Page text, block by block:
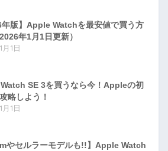
年版】Apple Watchを最安値で買う方
年1月1日更新）
1日
SE 3を買うなら今！Appleの初
略しよう！
1日
やセルラーモデルも!!】Apple Watch